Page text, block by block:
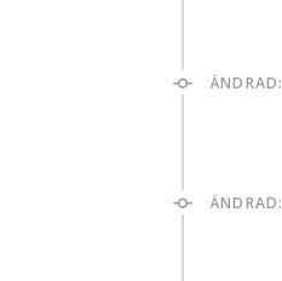
ÄNDRAD:
ÄNDRAD: